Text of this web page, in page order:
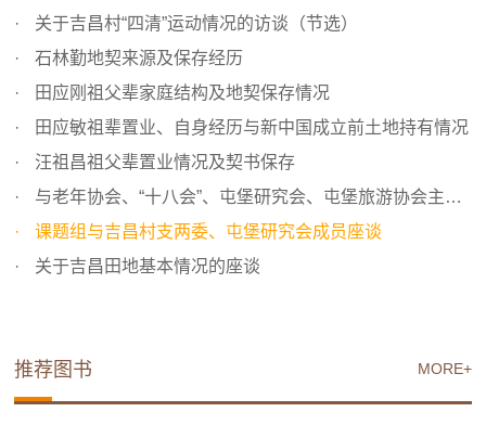
关于吉昌村“四清”运动情况的访谈（节选）
石林勤地契来源及保存经历
田应刚祖父辈家庭结构及地契保存情况
田应敏祖辈置业、自身经历与新中国成立前土地持有情况
汪祖昌祖父辈置业情况及契书保存
与老年协会、“十八会”、屯堡研究会、屯堡旅游协会主要成...
课题组与吉昌村支两委、屯堡研究会成员座谈
关于吉昌田地基本情况的座谈
MORE+
推荐图书